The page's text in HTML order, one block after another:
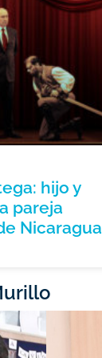
hijo y
pareja
Nicaragua